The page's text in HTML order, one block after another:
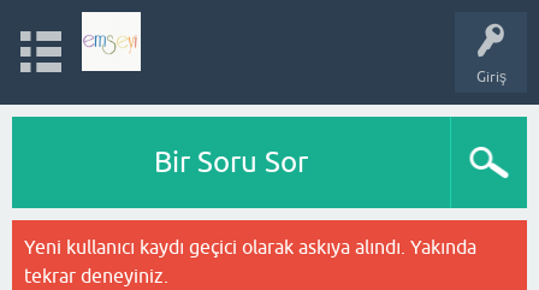
Giriş
Bir Soru Sor
Yeni kullanıcı kaydı geçici olarak askıya alındı. Yakında
tekrar deneyiniz.